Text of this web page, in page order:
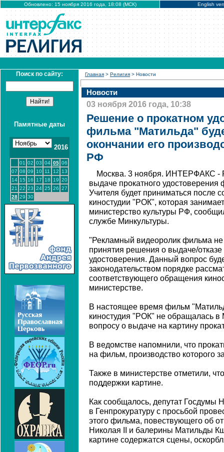
Обновлено: 15 ноября 2016 года, 18:08 (МСК) English
Поиск по сайту:
Памятные даты
2016
01 02 03 04 05 06
07 08 09 10 11 12
13
14 15 16 17 18 19 20
21 22 23 24 25 26 27
28 29 30
Главная > Религия > Новости
Новости
03 ноября 2016 года, 10:38
Решение о прокатном
фильма "Матильда"
окончании его
РФ
Москва. 3 ноября. ИНТЕРФАКС -
выдаче прокатного
Учителя будет приниматься после
киностудии "РОК", которая
министерство культуры РФ,
службе Минкультуры.
"Рекламный видеоролик фильма
принятия решения о выдаче/
удостоверения. Данный вопрос
законодательством порядке
соответствующего обращения
министерстве.
В настоящее время фильм
киностудия "РОК" не обращалась в
вопросу о выдаче на картину
В ведомстве напомнили, что
на фильм, производство которого
Также в министерстве отметили,
поддержки картине.
Как сообщалось, депутат Госдумы
в Генпрокуратуру с просьбой
этого фильма, повествующего об
Николая II и балерины Матильды
картине содержатся сцены,